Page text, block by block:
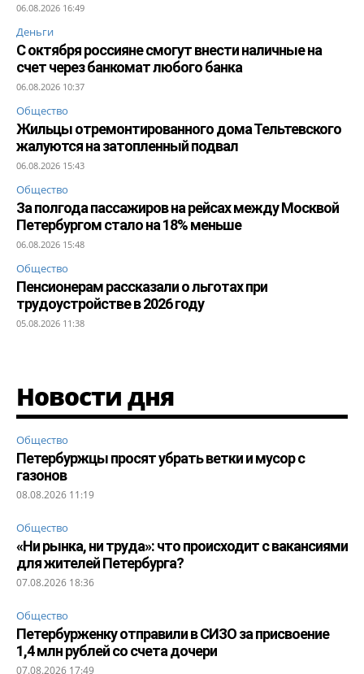
06.08.2026 16:49
Деньги
С октября россияне смогут внести наличные на
счет через банкомат любого банка
06.08.2026 10:37
Общество
Жильцы отремонтированного дома Тельтевского
жалуются на затопленный подвал
06.08.2026 15:43
Общество
За полгода пассажиров на рейсах между Москвой
Петербургом стало на 18% меньше
06.08.2026 15:48
Общество
Пенсионерам рассказали о льготах при
трудоустройстве в 2026 году
05.08.2026 11:38
Новости дня
Общество
Петербуржцы просят убрать ветки и мусор с
газонов
08.08.2026 11:19
Общество
«Ни рынка, ни труда»: что происходит с вакансиями
для жителей Петербурга?
07.08.2026 18:36
Общество
Петербурженку отправили в СИЗО за присвоение
1,4 млн рублей со счета дочери
07.08.2026 17:49